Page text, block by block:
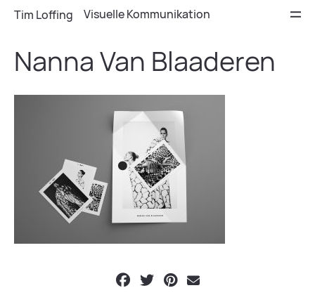
Tim Loffing Visuelle Kommunikation
Nanna Van Blaaderen